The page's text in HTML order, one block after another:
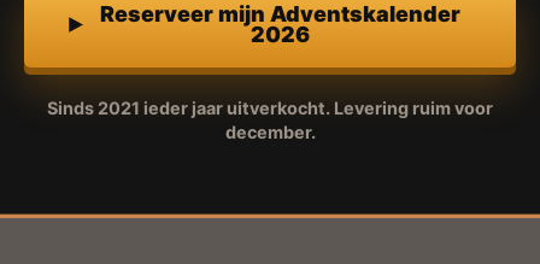
Reserveer mijn Adventskalender
2026
Sinds 2021 ieder jaar uitverkocht. Levering ruim voor
december.